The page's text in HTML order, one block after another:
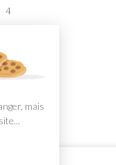
4
9
mais